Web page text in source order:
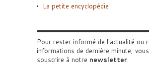
La petite encyclopédie
Pour rester informé de l'actualité ou
informations de dernière minute,
souscrire à notre newsletter.